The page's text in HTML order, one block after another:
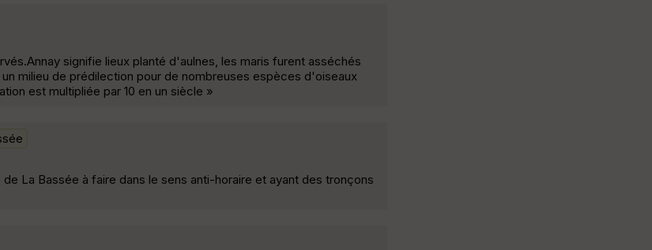
signifie lieux planté d'aulnes, les maris furent asséchés
milieu de prédilection pour de nombreuses espèces d'oiseaux
est multipliée par 10 en un siècle »
La Bassée à faire dans le sens anti-horaire et ayant des tronçons